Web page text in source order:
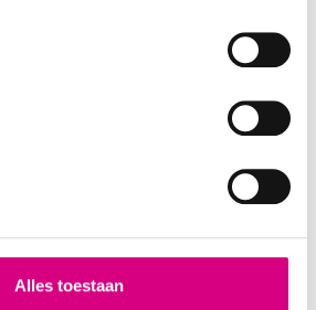
Alles toestaan
kijkers onderneemt actiena
een buitenreclame (Nielsen)
advertenties (Outsmart UK)
zorgt niet alleen voor
zet ook aan tot actie, van
winkelbezoek.